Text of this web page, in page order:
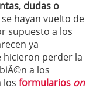
dudas o
hayan vuelto de
supuesto a los
ya
hicieron perder la
a los
los formularios on